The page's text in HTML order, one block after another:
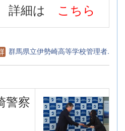
詳細は こちら
群馬県立伊勢崎高等学校管理者.
警察